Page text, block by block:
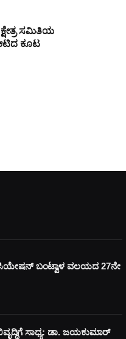
ಸಮಿತಿಯ
ಕೂಟ
ಬಂಟ್ವಾಳ ವಲಯದ 27ನೇ
ಸಾಧ್ಯ: ಡಾ. ಜಯಕುಮಾರ್